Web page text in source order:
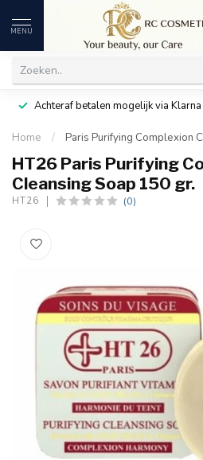
MENU
Achteraf betalen mogelijk via Klarna
Home / Paris Purifying Complexion
HT26 Paris Purifying
Cleansing Soap 150 gr.
HT26 (0)